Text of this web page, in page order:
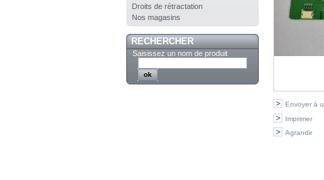
Droits de rétractation
Nos magasins
RECHERCHER
Saisissez un nom de produit
Envoyer à
Imprimer
Agrandir